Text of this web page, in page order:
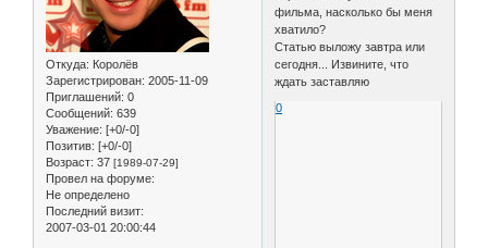
Откуда: Королёв
Зарегистрирован: 2005-11-09
Приглашений: 0
Сообщений: 639
Уважение: [+0/-0]
Позитив: [+0/-0]
Возраст: 37 [1989-07-29]
Провел на форуме:
Не определено
Последний визит:
2007-03-01 20:00:44
фильма, насколько бы меня
хватило?
Статью выложу завтра или
сегодня... Извините, что
ждать заставляю
0